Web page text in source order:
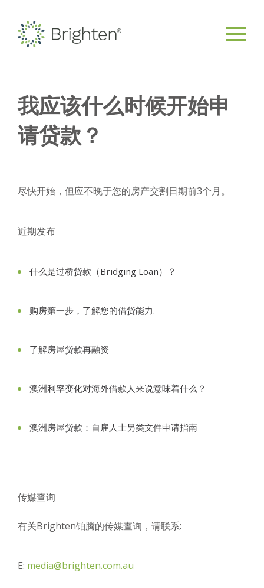
我应该什么时候开始申
请贷款？
尽快开始，但应不晚于您的房产交割日期前3个月。
近期发布
什么是过桥贷款（Bridging Loan）？
购房第一步，了解您的借贷能力.
了解房屋贷款再融资
澳洲利率变化对海外借款人来说意味着什么？
澳洲房屋贷款：自雇人士另类文件申请指南
传媒查询
有关Brighten铂腾的传媒查询，请联系:
E: media@brighten.com.au